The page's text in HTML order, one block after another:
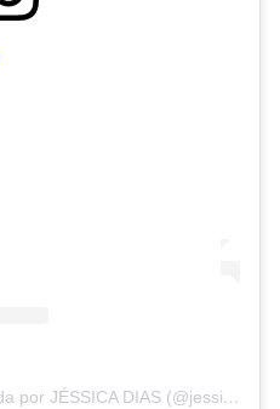
Uma publicação compartilhada por JÉSSICA DIAS (@jessicadiasst)